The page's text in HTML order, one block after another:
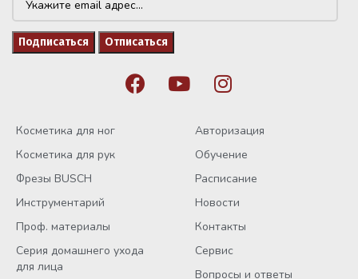
Косметика для ног
Косметика для рук
Фрезы BUSCH
Инструментарий
Проф. материалы
Серия домашнего ухода
для лица
Авторизация
Обучение
Расписание
Новости
Контакты
Сервис
Вопросы и ответы